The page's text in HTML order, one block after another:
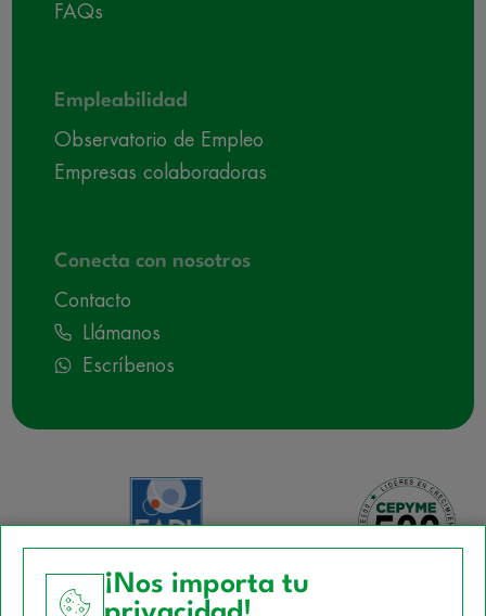
FAQs
Empleabilidad
Observatorio de Empleo
Empresas colaboradoras
Conecta con nosotros
Contacto
Llámanos
Escríbenos
¡Nos importa tu